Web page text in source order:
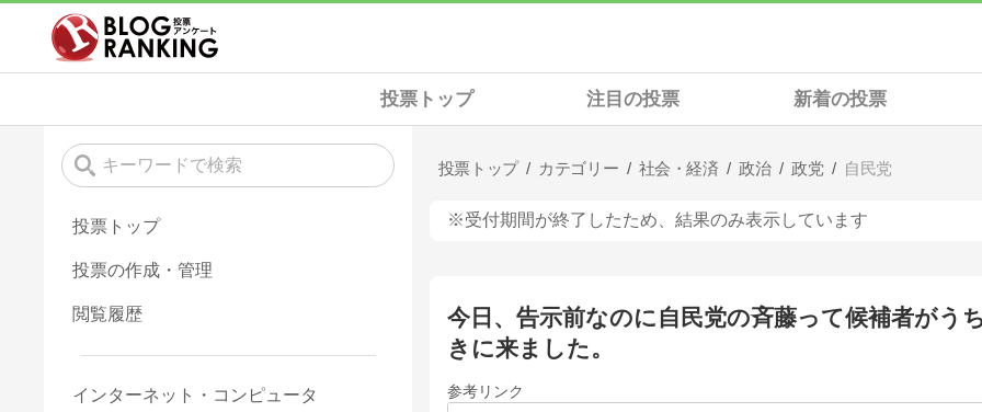
投票トップ 注目の投票 新着の投票
投票トップ カテゴリー 社会・経済 政治 政党 自民党
※受付期間が終了したため、結果のみ表示しています
今日、告示前なのに自民党の斉藤って候補者がう
きに来ました。
参考リンク
投票トップ
投票の作成・管理
閲覧履歴
インターネット・コンピュータ